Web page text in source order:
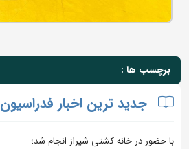
برچسب ها :
جدید ترین اخبار فدراسیون
با حضور در خانه کشتی شیراز انجام شد؛